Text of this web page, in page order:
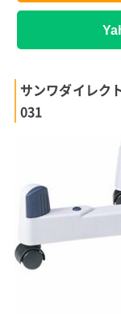
サンワダイレク
031